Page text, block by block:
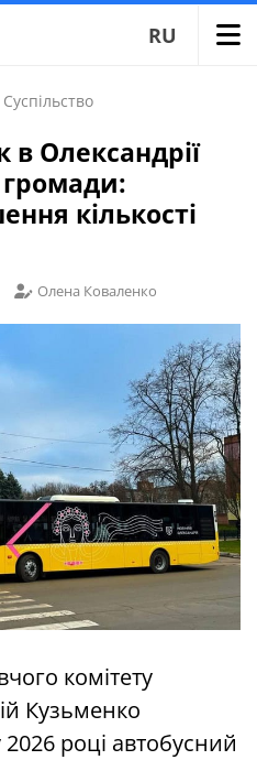
RU
Суспільство
Олександрії
громади:
кількості
Олена Коваленко
комітету
Кузьменко
році автобусний